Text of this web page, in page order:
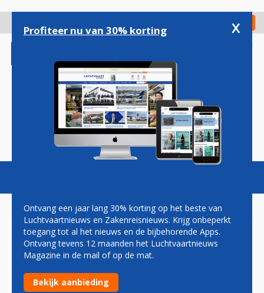
gaan
Check in
Magazine Podcasts Vacatures
ASL GROUP WORDT
EXCLUSIEVE DEALER PAL-V
Profiteer nu van 30% korting x
Ontvang een jaar lang 30% korting op het beste van
Luchtvaartnieuws en Zakenreisnieuws. Krijg onbeperkt
toegang tot al het nieuws en de bijbehorende Apps.
Ontvang tevens 12 maanden het Luchtvaartnieuws
Magazine in de mail of op de mat.
Bekijk aanbieding